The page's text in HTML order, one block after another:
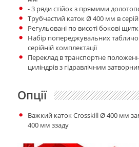
- 3 ряди стійок з прямими
Трубчастий каток Ø 400 мм в
Регульовані по висоті бокові
Набір попереджувальних
серійній комплектації
Переклад в транспортне
циліндрів з гідравлічним
Опції
Важкий каток Crosskill Ø 400 мм
400 мм ззаду